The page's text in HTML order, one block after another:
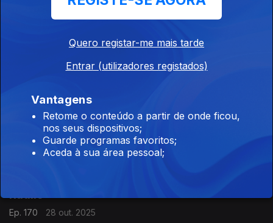
Paquera de Jerez
30 out. 2025
Tradicional; Flamenco
Quem Canta Assim
29 out. 2025
Arooj Aftab (Paquistão); Mohabbat; Vulture Prince
Ep. 170
28 out. 2025
Quero registar-me mais tarde
Entrar (utilizadores registados)
Vantagens
Retome o conteúdo a partir de onde ficou,
nos seus dispositivos;
Guarde programas favoritos;
Aceda à sua área pessoal;